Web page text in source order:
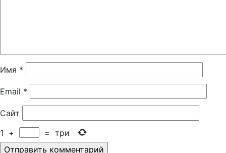
Имя *
Email *
Сайт
1 + = три